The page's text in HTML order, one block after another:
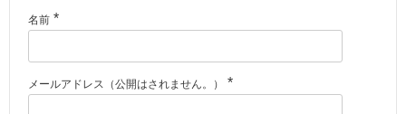
名前 *
メールアドレス（公開はされません。） *